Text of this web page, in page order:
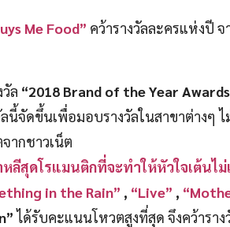
Me Food” คว้ารางวัลละครแห่งปี จ
ล “2018 Brand of the Year
นี้จัดขึ้นเพื่อมอบรางวัลในสาขาต่างๆ
ากชาวเน็ต
ลีสุดโรแมนติกที่จะทำให้หัวใจเต้นไ
in the Rain” , “Live” ,
ได้รับคะแนนโหวตสูงที่สุด จึงคว้าราง